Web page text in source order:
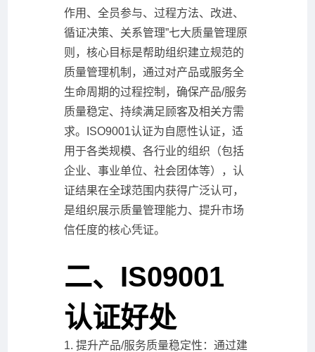
作用、全员参与、过程方法、改进、
循证决策、关系管理”七大质量管理原
则，核心目标是帮助组织建立规范的
质量管理机制，通过对产品或服务全
生命周期的过程控制，确保产品/服务
质量稳定、持续满足顾客及相关方需
求。ISO9001认证为自愿性认证，适
用于各类规模、各行业的组织（包括
企业、事业单位、社会团体等），认
证结果在全球范围内获得广泛认可，
是组织展示质量管理能力、提升市场
信任度的核心凭证。
二、IS09001
认证好处
1. 提升产品/服务质量稳定性：通过建